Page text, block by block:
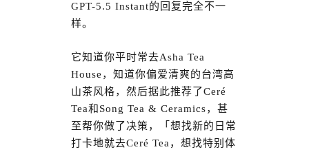
GPT-5.5 Instant的回复完全不一
样。
它知道你平时常去Asha Tea
House，知道你偏爱清爽的台湾高
山茶风格，然后据此推荐了Ceré
Tea和Song Tea & Ceramics，甚
至帮你做了决策，「想找新的日常
打卡地就去Ceré Tea，想找特别体